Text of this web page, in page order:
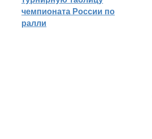
чемпионата России по
ралли